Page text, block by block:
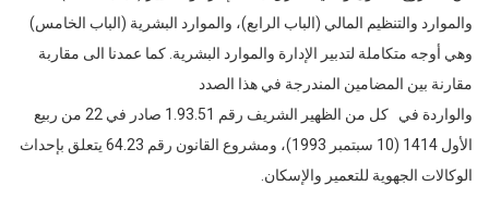
والموارد والتنظيم المالي (الباب الرابع)، والموارد البشرية (الباب الخامس)
وهي أوجه متكاملة لتدبير الإدارة والموارد البشرية. كما عمدنا الى مقاربة
مقارنة بين المضامين المندرجة في هذا الصدد
والواردة في كل من الظهير الشريف رقم 1.93.51 صادر في 22 من ربيع
الأول 1414 (10 سبتمبر 1993)، ومشروع القانون رقم 64.23 يتعلق بإحداث
الوكالات الجهوية للتعمير والإسكان.